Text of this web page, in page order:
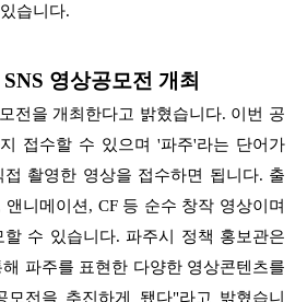
습니다.
영상공모전 개최
전을 개최한다고 밝혔습니다. 이번 공
접수할 수 있으며 '파주'라는 단어가
촬영한 영상을 접수하면 됩니다. 출
니메이션, CF 등 순수 창작 영상이며
수 있습니다. 파주시 정책 홍보관은
파주를 표현한 다양한 영상콘텐츠를
모전을 추진하게 됐다"라고 밝혔습니